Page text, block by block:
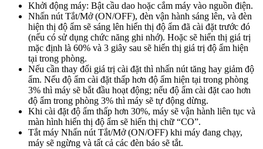
Khởi động máy: Bật cầu dao hoặc cắm máy vào nguồn điện.
Nhấn nút Tắt/Mở (ON/OFF), đèn vận hành sáng lên, và đèn
hiện thị độ ẩm sẽ sáng lên hiển thị độ ẩm đã cài đặt trước đó
(nếu có sử dụng chức năng ghi nhớ). Hoặc sẽ hiển thị giá trị
mặc định là 60% và 3 giây sau sẽ hiển thị giá trị độ ẩm hiện
tại trong phòng.
Nếu cần thay đổi giá trị cài đặt thì nhấn nút tăng hay giảm độ
ẩm. Nếu độ ẩm cài đặt thấp hơn độ ẩm hiện tại trong phòng
3% thì máy sẽ bắt đầu hoạt động; nếu độ ẩm cài đặt cao hơn
độ ẩm trong phòng 3% thì máy sẽ tự động dừng.
Khi cài đặt độ ẩm thấp hơn 30%, máy sẽ vận hành liên tục và
màn hình hiển thị độ ẩm sẽ hiển thị chữ “CO”.
Tắt máy Nhấn nút Tắt/Mở (ON/OFF) khi máy đang chạy,
máy sẽ ngừng và tất cả các đèn báo sẽ tắt.